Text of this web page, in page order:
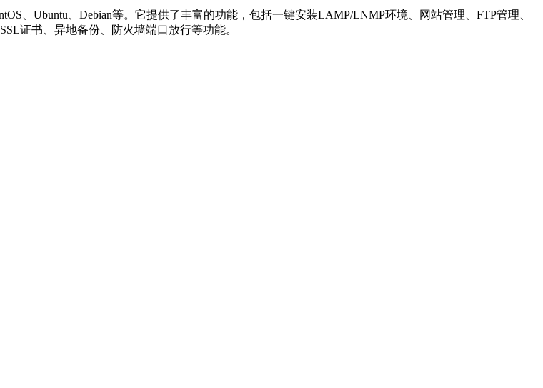
、Ubuntu、Debian等。它提供了丰富的功能，包括一键安装LAMP/LNMP环境、网站管理、FTP管理、
证书、异地备份、防火墙端口放行等功能。